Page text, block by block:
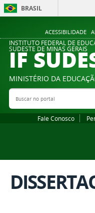
ACESSIBILIDADE
BRASIL
INSTITUTO FEDERAL DE
SUDESTE DE MINAS GERAIS
IF
MINISTÉRIO DA
Buscar no portal
Fale Conosco